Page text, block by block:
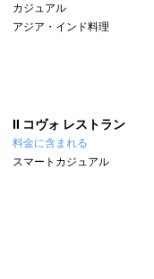
カジュアル
アジア・インド料理
II コヴォ レストラン
料金に含まれる
スマートカジュアル